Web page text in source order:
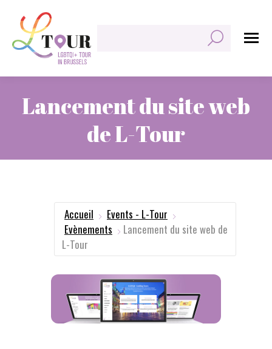
Lancement du site web
de L-Tour
Accueil
Events - L-Tour
Evènements
Lancement du site web de
L-Tour